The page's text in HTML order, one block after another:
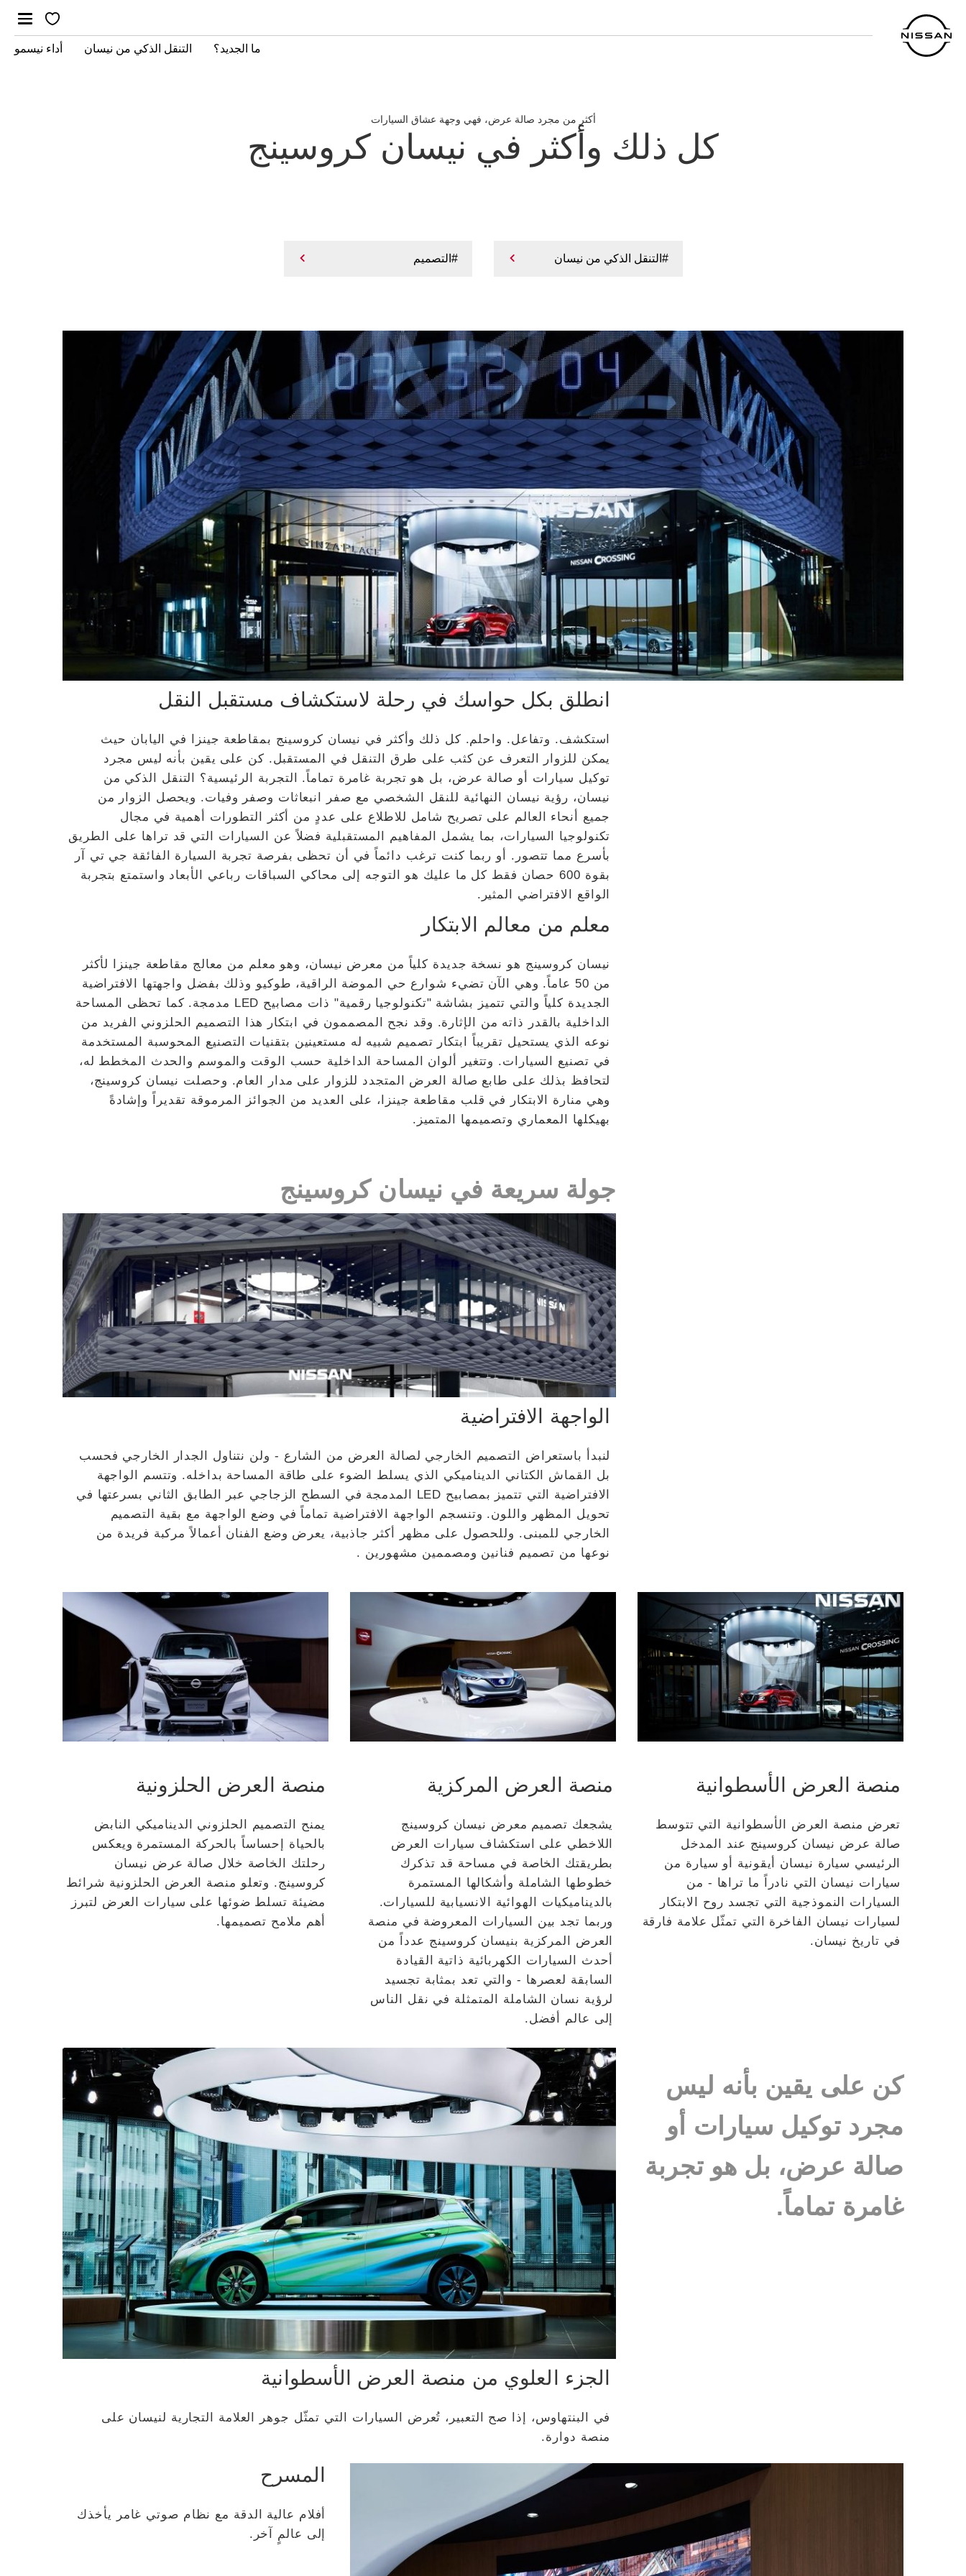
المحتوى
الرئيسي
ما الجديد؟ التنقل الذكي من نيسان أداء نيسمو
أكثر من مجرد صالة عرض، فهي وجهة عشاق السيارات
كل ذلك وأكثر في نيسان كروسينج
#التنقل الذكي من نيسان #التصميم
انطلق بكل حواسك في رحلة لاستكشاف مستقبل النقل
استكشف. وتفاعل. واحلم. كل ذلك وأكثر في نيسان كروسينج بمقاطعة جينزا في اليابان حيث
يمكن للزوار التعرف عن كثب على طرق التنقل في المستقبل. كن على يقين بأنه ليس مجرد
توكيل سيارات أو صالة عرض، بل هو تجربة غامرة تماماً. التجربة الرئيسية؟ التنقل الذكي من
نيسان، رؤية نيسان النهائية للنقل الشخصي مع صفر انبعاثات وصفر وفيات. ويحصل الزوار من
جميع أنحاء العالم على تصريح شامل للاطلاع على عددٍ من أكثر التطورات أهمية في مجال
تكنولوجيا السيارات، بما يشمل المفاهيم المستقبلية فضلاً عن السيارات التي قد تراها على الطريق
بأسرع مما تتصور. أو ربما كنت ترغب دائماً في أن تحظى بفرصة تجربة السيارة الفائقة جي تي آر
بقوة 600 حصان فقط كل ما عليك هو التوجه إلى محاكي السباقات رباعي الأبعاد واستمتع بتجربة
الواقع الافتراضي المثير.
معلم من معالم الابتكار
نيسان كروسينج هو نسخة جديدة كلياً من معرض نيسان، وهو معلم من معالج مقاطعة جينزا لأكثر
من 50 عاماً. وهي الآن تضيء شوارع حي الموضة الراقية، طوكيو وذلك بفضل واجهتها الافتراضية
الجديدة كلياً والتي تتميز بشاشة "تكنولوجيا رقمية" ذات مصابيح LED مدمجة. كما تحظى المساحة
الداخلية بالقدر ذاته من الإثارة. وقد نجح المصممون في ابتكار هذا التصميم الحلزوني الفريد من
نوعه الذي يستحيل تقريباً ابتكار تصميم شبيه له مستعينين بتقنيات التصنيع المحوسبة المستخدمة
في تصنيع السيارات. وتتغير ألوان المساحة الداخلية حسب الوقت والموسم والحدث المخطط له،
لتحافظ بذلك على طابع صالة العرض المتجدد للزوار على مدار العام. وحصلت نيسان كروسينج،
وهي منارة الابتكار في قلب مقاطعة جينزا، على العديد من الجوائز المرموقة تقديراً وإشادةً
بهيكلها المعماري وتصميمها المتميز.
جولة سريعة في نيسان كروسينج
الواجهة الافتراضية
لنبدأ باستعراض التصميم الخارجي لصالة العرض من الشارع - ولن نتناول الجدار الخارجي فحسب
بل القماش الكتاني الديناميكي الذي يسلط الضوء على طاقة المساحة بداخله. وتتسم الواجهة
الافتراضية التي تتميز بمصابيح LED المدمجة في السطح الزجاجي عبر الطابق الثاني بسرعتها في
تحويل المظهر واللون. وتنسجم الواجهة الافتراضية تماماً في وضع الواجهة مع بقية التصميم
الخارجي للمبنى. وللحصول على مظهر أكثر جاذبية، يعرض وضع الفنان أعمالاً مركبة فريدة من
نوعها من تصميم فنانين ومصممين مشهورين .
منصة العرض الأسطوانية
تعرض منصة العرض الأسطوانية التي تتوسط
صالة عرض نيسان كروسينج عند المدخل
الرئيسي سيارة نيسان أيقونية أو سيارة من
سيارات نيسان التي نادراً ما تراها - من
السيارات النموذجية التي تجسد روح الابتكار
لسيارات نيسان الفاخرة التي تمثّل علامة فارقة
في تاريخ نيسان.
منصة العرض المركزية
يشجعك تصميم معرض نيسان كروسينج
اللاخطي على استكشاف سيارات العرض
بطريقتك الخاصة في مساحة قد تذكرك
خطوطها الشاملة وأشكالها المستمرة
بالديناميكيات الهوائية الانسيابية للسيارات.
وربما تجد بين السيارات المعروضة في منصة
العرض المركزية بنيسان كروسينج عدداً من
أحدث السيارات الكهربائية ذاتية القيادة
السابقة لعصرها - والتي تعد بمثابة تجسيد
لرؤية نسان الشاملة المتمثلة في نقل الناس
إلى عالم أفضل.
منصة العرض الحلزونية
يمنح التصميم الحلزوني الديناميكي النابض
بالحياة إحساساً بالحركة المستمرة ويعكس
رحلتك الخاصة خلال صالة عرض نيسان
كروسينج. وتعلو منصة العرض الحلزونية شرائط
مضيئة تسلط ضوئها على سيارات العرض لتبرز
أهم ملامح تصميمها.
كن على يقين بأنه ليس
مجرد توكيل سيارات أو
صالة عرض، بل هو تجربة
غامرة تماماً.
الجزء العلوي من منصة العرض الأسطوانية
في البنتهاوس، إذا صح التعبير، تُعرض السيارات التي تمثّل جوهر العلامة التجارية لنيسان على
منصة دوارة.
المسرح
أفلام عالية الدقة مع نظام صوتي غامر يأخذك
إلى عالمٍ آخر.